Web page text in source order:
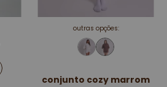
outras opções:
conjunto cozy marrom